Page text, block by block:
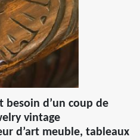
besoin d’un coup de
vintage
d’art meuble, tableaux